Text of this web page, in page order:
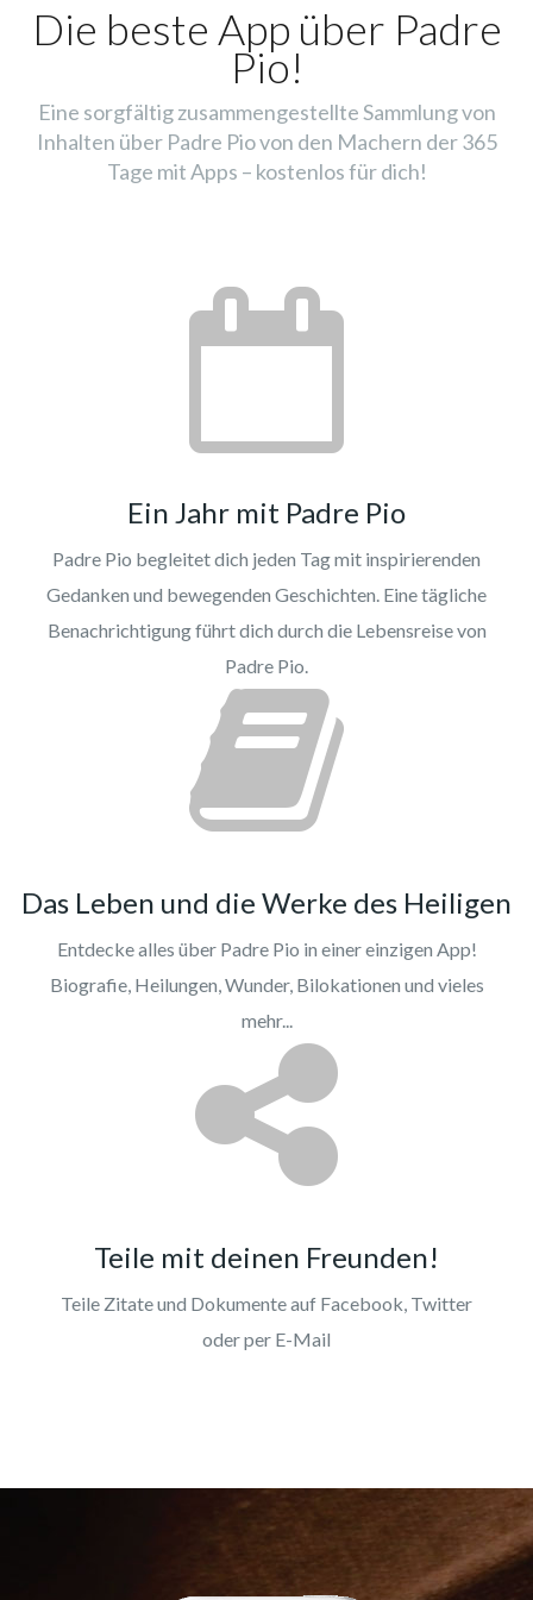
Die beste App über Padre
Pio!
Eine sorgfältig zusammengestellte Sammlung von
Inhalten über Padre Pio von den Machern der 365
Tage mit Apps – kostenlos für dich!
Ein Jahr mit Padre Pio
Padre Pio begleitet dich jeden Tag mit inspirierenden
Gedanken und bewegenden Geschichten. Eine tägliche
Benachrichtigung führt dich durch die Lebensreise von
Padre Pio.
Das Leben und die Werke des Heiligen
Entdecke alles über Padre Pio in einer einzigen App!
Biografie, Heilungen, Wunder, Bilokationen und vieles
mehr...
Teile mit deinen Freunden!
Teile Zitate und Dokumente auf Facebook, Twitter
oder per E-Mail